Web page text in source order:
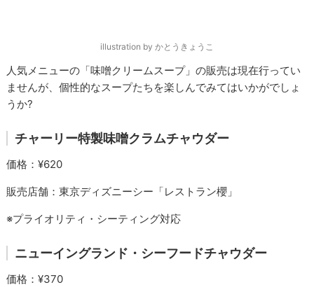
illustration by かとうきょうこ
人気メニューの「味噌クリームスープ」の販売は現在行ってい
ませんが、個性的なスープたちを楽しんでみてはいかがでしょ
うか?
チャーリー特製味噌クラムチャウダー
価格：¥620
販売店舗：東京ディズニーシー「レストラン櫻」
※プライオリティ・シーティング対応
ニューイングランド・シーフードチャウダー
価格：¥370